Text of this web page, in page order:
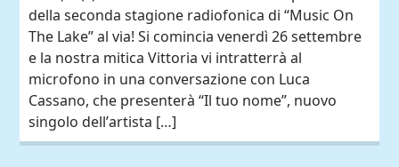
della seconda stagione radiofonica di “Music On
The Lake” al via! Si comincia venerdì 26 settembre
e la nostra mitica Vittoria vi intratterrà al
microfono in una conversazione con Luca
Cassano, che presenterà “Il tuo nome”, nuovo
singolo dell’artista […]